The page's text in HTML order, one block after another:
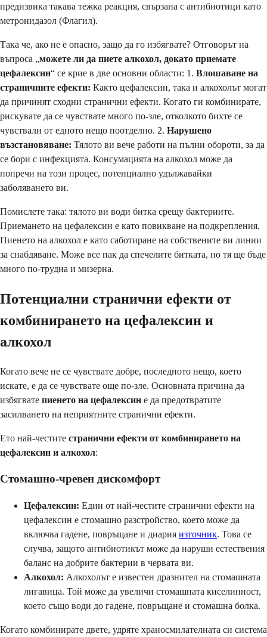
предизвика такава тежка реакция, свързана с антибиотици като
метронидазол (Флагил).
Така че, ако не е опасно, защо да го избягвате? Отговорът на
въпроса „можете ли да пиете алкохол, докато приемате
цефалексин“ се крие в две основни области: 1. Влошаване на
страничните ефекти: Както цефалексин, така и алкохолът могат
да причинят сходни странични ефекти. Когато ги комбинирате,
рискувате да се чувствате много по-зле, отколкото бихте се
чувствали от едното нещо поотделно. 2. Нарушено
възстановяване: Тялото ви вече работи на пълни обороти, за да
се бори с инфекцията. Консумацията на алкохол може да
попречи на този процес, потенциално удължавайки
заболяването ви.
Помислете така: тялото ви води битка срещу бактериите.
Приемането на цефалексин е като повикване на подкрепления.
Пиенето на алкохол е като саботиране на собствените ви линии
за снабдяване. Може все пак да спечелите битката, но тя ще бъде
много по-трудна и мизерна.
Потенциални странични ефекти от
комбинирането на цефалексин и
алкохол
Когато вече не се чувствате добре, последното нещо, което
искате, е да се чувствате още по-зле. Основната причина да
избягвате пиенето на цефалексин е да предотвратите
засилването на неприятните странични ефекти.
Ето най-честите странични ефекти от комбинирането на
цефалексин и алкохол:
Стомашно-чревен дискомфорт
Цефалексин: Един от най-честите странични ефекти на
цефалексин е стомашно разстройство, което може да
включва гадене, повръщане и диария източник. Това се
случва, защото антибиотикът може да наруши естествения
баланс на добрите бактерии в червата ви.
Алкохол: Алкохолът е известен дразнител на стомашната
лигавица. Той може да увеличи стомашната киселинност,
което също води до гадене, повръщане и стомашна болка.
Когато комбинирате двете, удряте храносмилателната си система